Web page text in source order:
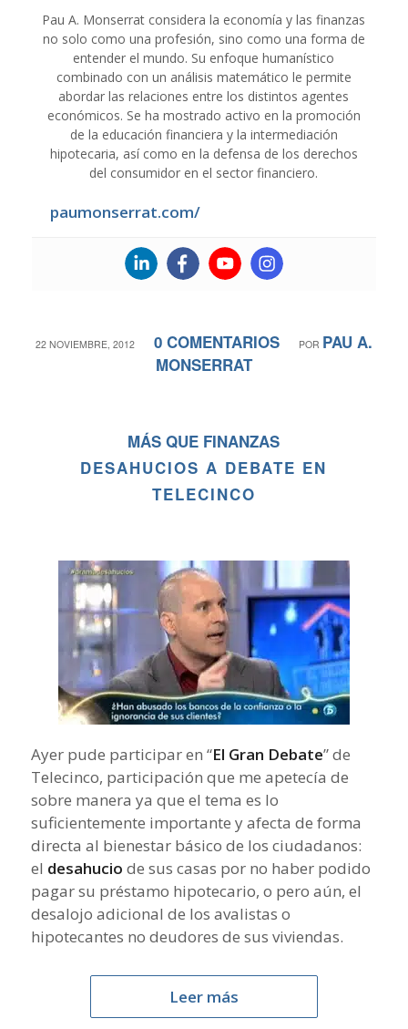
Pau A. Monserrat considera la economía y las finanzas
no solo como una profesión, sino como una forma de
entender el mundo. Su enfoque humanístico
combinado con un análisis matemático le permite
abordar las relaciones entre los distintos agentes
económicos. Se ha mostrado activo en la promoción
de la educación financiera y la intermediación
hipotecaria, así como en la defensa de los derechos
del consumidor en el sector financiero.
paumonserrat.com/
22 NOVIEMBRE, 2012
/ 0 COMENTARIOS
/ POR PAU A.
MONSERRAT
MÁS QUE FINANZAS
DESAHUCIOS A DEBATE EN
TELECINCO
Ayer pude participar en “El Gran Debate” de
Telecinco, participación que me apetecía de
sobre manera ya que el tema es lo
suficientemente importante y afecta de forma
directa al bienestar básico de los ciudadanos:
el desahucio de sus casas por no haber podido
pagar su préstamo hipotecario, o pero aún, el
desalojo adicional de los avalistas o
hipotecantes no deudores de sus viviendas.
Leer más